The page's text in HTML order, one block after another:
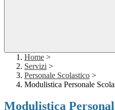
Home >
Servizi >
Personale Scolastico >
Modulistica Personale
Modulistica